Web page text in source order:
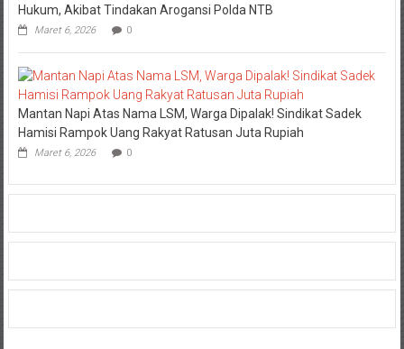
Hukum, Akibat Tindakan Arogansi Polda NTB
Maret 6, 2026 0
Mantan Napi Atas Nama LSM, Warga Dipalak! Sindikat Sadek
Hamisi Rampok Uang Rakyat Ratusan Juta Rupiah
Maret 6, 2026 0